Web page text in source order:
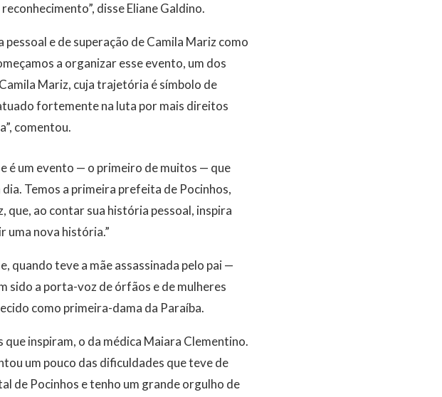
disse Eliane Galdino.
e de superação de Camila Mariz como
a organizar esse evento, um dos
Mariz, cuja trajetória é símbolo de
fortemente na luta por mais direitos
comentou.
é um evento — o primeiro de muitos — que
Temos a primeira prefeita de Pocinhos,
que, ao contar sua história pessoal, inspira
uma nova história.”
quando teve a mãe assassinada pelo pai —
sido a porta-voz de órfãos e de mulheres
como primeira-dama da Paraíba.
inspiram, o da médica Maiara Clementino.
um pouco das dificuldades que teve de
de Pocinhos e tenho um grande orgulho de